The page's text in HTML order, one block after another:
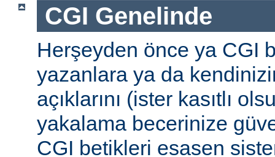
CGI Genelinde
Herşeyden önce ya CGI
yazanlara ya da
açıklarını (ister kasıtlı
yakalama becerinize
CGI betikleri esasen